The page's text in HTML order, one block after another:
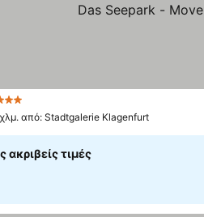
από: Stadtgalerie Klagenfurt
ακριβείς τιμές